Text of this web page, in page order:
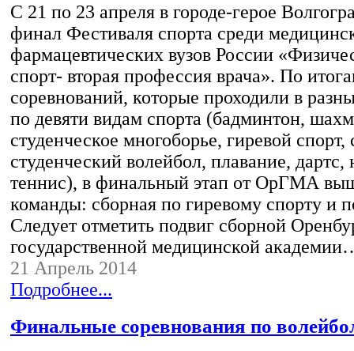
С 21 по 23 апреля в городе-герое
финал Фестиваля спорта среди
фармацевтических вузов России
спорт- вторая профессия врача». По
соревнований, которые проходили в
по девяти видам спорта (бадминтон,
студенческое многоборье, гиревой спорт,
студенческий волейбол, плавание, дартс,
теннис), в финальный этап от ОрГМА
команды: сборная по гиревому спорту и
Следует отметить подвиг сборной
государственной медицинской
21 Апрель 2014
Подробнее...
Финальные соревнования по